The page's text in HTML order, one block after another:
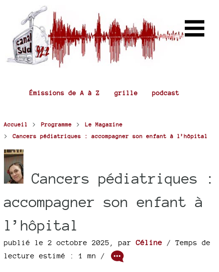
Émissions de A à Z grille podcast
Accueil > Programme > Le Magazine
> Cancers pédiatriques : accompagner son enfant à l’hôpital
Cancers pédiatriques :
accompagner son enfant à
l’hôpital
publié le 2 octobre 2025 parCéline / Temps de
lecture estimé : 1 mn /